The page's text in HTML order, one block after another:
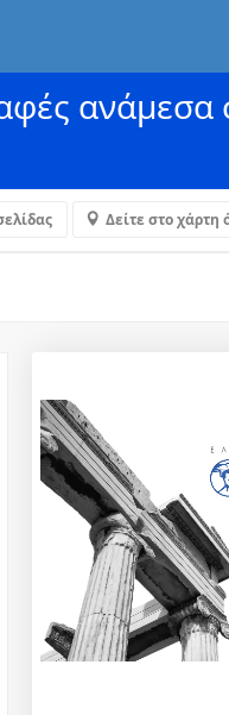
ανάμεσα
Δείτε στο χάρτη